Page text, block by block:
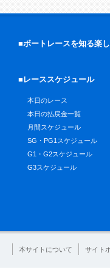
■ボートレースを知る楽
■レーススケジュール
本日のレース
本日の払戻金一覧
月間スケジュール
SG・PG1スケジュール
G1・G2スケジュール
G3スケジュール
本サイトについて サイト